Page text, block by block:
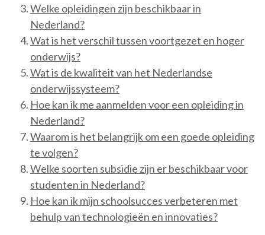
Welke opleidingen zijn beschikbaar in
Nederland?
Wat is het verschil tussen voortgezet en hoger
onderwijs?
Wat is de kwaliteit van het Nederlandse
onderwijssysteem?
Hoe kan ik me aanmelden voor een opleiding in
Nederland?
Waarom is het belangrijk om een goede opleiding
te volgen?
Welke soorten subsidie zijn er beschikbaar voor
studenten in Nederland?
Hoe kan ik mijn schoolsucces verbeteren met
behulp van technologieën en innovaties?